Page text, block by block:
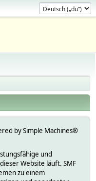
by Simple Machines®
und
Website läuft. SMF
zu einem